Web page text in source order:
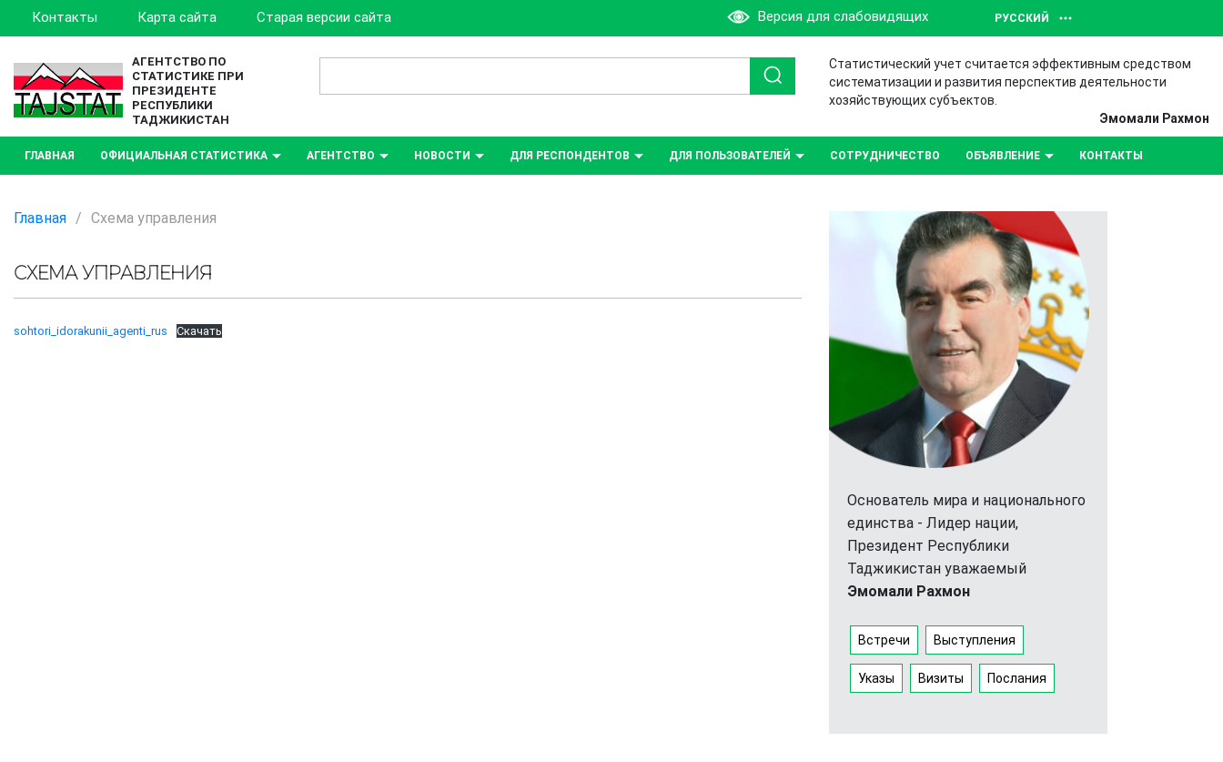
Контакты Карта сайта Старая версии сайта Версия для слабовидящих РУССКИЙ
АГЕНТСТВО ПО
СТАТИСТИКЕ ПРИ
ПРЕЗИДЕНТЕ
РЕСПУБЛИКИ
ТАДЖИКИСТАН
Статистический учет считается эффективным средством
систематизации и развития перспектив деятельности
хозяйствующих субъектов.
Эмомали Рахмон
ГЛАВНАЯ ОФИЦИАЛЬНАЯ СТАТИСТИКА АГЕНТСТВО НОВОСТИ ДЛЯ РЕСПОНДЕНТОВ ДЛЯ ПОЛЬЗОВАТЕЛЕЙ СОТРУДНИЧЕСТВО ОБЪЯВЛЕНИЕ КОНТАКТЫ
Главная / Схема управления
СХЕМА УПРАВЛЕНИЯ
sohtori_idorakunii_agenti_rus Скачать
Основатель мира и национального
единства - Лидер нации,
Президент Республики
Таджикистан уважаемый
Эмомали Рахмон
Встречи Выступления
Указы Визиты Послания